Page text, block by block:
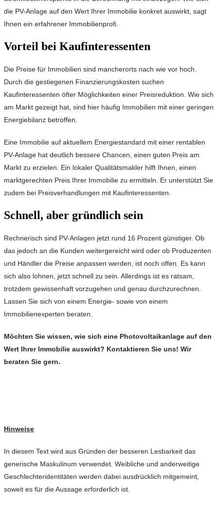
die PV-Anlage auf den Wert Ihrer Immobilie konkret auswirkt, sagt
Ihnen ein erfahrener Immobilienprofi.
Vorteil bei Kaufinteressenten
Die Preise für Immobilien sind mancherorts nach wie vor hoch.
Durch die gestiegenen Finanzierungskosten suchen
Kaufinteressenten öfter Möglichkeiten einer Preisreduktion. Wie sich
am Markt gezeigt hat, sind hier häufig Immobilien mit einer geringen
Energiebilanz betroffen.
Eine Immobilie auf aktuellem Energiestandard mit einer rentablen
PV-Anlage hat deutlich bessere Chancen, einen guten Preis am
Markt zu erzielen. Ein lokaler Qualitätsmakler hilft Ihnen, einen
marktgerechten Preis Ihrer Immobilie zu ermitteln. Er unterstützt Sie
zudem bei Preisverhandlungen mit Kaufinteressenten.
Schnell, aber gründlich sein
Rechnerisch sind PV-Anlagen jetzt rund 16 Prozent günstiger. Ob
das jedoch an die Kunden weitergereicht wird oder ob Produzenten
und Händler die Preise anpassen werden, ist noch offen. Es kann
sich also lohnen, jetzt schnell zu sein. Allerdings ist es ratsam,
trotzdem gewissenhaft vorzugehen und genau durchzurechnen.
Lassen Sie sich von einem Energie- sowie von einem
Immobilienexperten beraten.
Möchten Sie wissen, wie sich eine Photovoltaikanlage auf den
Wert Ihrer Immobilie auswirkt? Kontaktieren Sie uns! Wir
beraten Sie gern.
Hinweise
In diesem Text wird aus Gründen der besseren Lesbarkeit das
generische Maskulinum verwendet. Weibliche und anderweitige
Geschlechteridentitäten werden dabei ausdrücklich mitgemeint,
soweit es für die Aussage erforderlich ist.